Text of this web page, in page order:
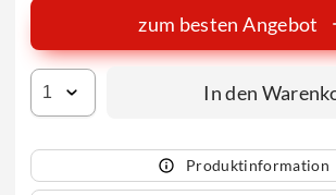
Produktinformation
zum besten Angebot
In den